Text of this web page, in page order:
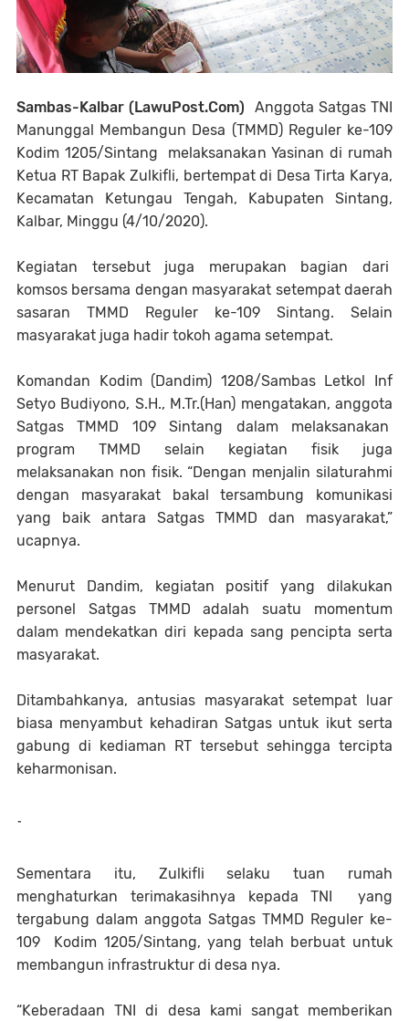
Sambas-Kalbar (LawuPost.Com)
Anggota Satgas TNI
Manunggal Membangun Desa (TMMD) Reguler ke-109
Kodim 1205/Sintang melaksanakan Yasinan di rumah
Ketua RT Bapak Zulkifli, bertempat di Desa Tirta Karya,
Kecamatan Ketungau Tengah, Kabupaten Sintang,
Kalbar, Minggu (4/10/2020).
Kegiatan tersebut juga merupakan bagian dari
komsos bersama dengan masyarakat setempat daerah
sasaran TMMD Reguler ke-109 Sintang. Selain
masyarakat juga hadir tokoh agama setempat.
Komandan Kodim (Dandim) 1208/Sambas Letkol Inf
Setyo Budiyono, S.H., M.Tr.(Han) mengatakan, anggota
Satgas TMMD 109 Sintang dalam melaksanakan
program TMMD selain kegiatan fisik juga
melaksanakan non fisik. “Dengan menjalin silaturahmi
dengan masyarakat bakal tersambung komunikasi
yang baik antara Satgas TMMD dan masyarakat,”
ucapnya.
Menurut Dandim, kegiatan positif yang dilakukan
personel Satgas TMMD adalah suatu momentum
dalam mendekatkan diri kepada sang pencipta serta
masyarakat.
Ditambahkanya, antusias masyarakat setempat luar
biasa menyambut kehadiran Satgas untuk ikut serta
gabung di kediaman RT tersebut sehingga tercipta
keharmonisan.
-
Sementara itu, Zulkifli selaku tuan rumah
menghaturkan terimakasihnya kepada TNI yang
tergabung dalam anggota Satgas TMMD Reguler ke-
109 Kodim 1205/Sintang, yang telah berbuat untuk
membangun infrastruktur di desa nya.
“Keberadaan TNI di desa kami sangat memberikan